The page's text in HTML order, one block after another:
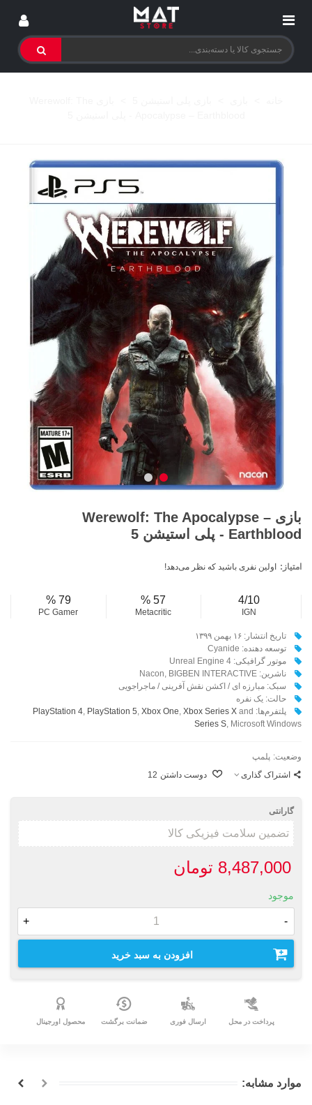
بازی Werewolf: The Apocalypse –
Earthblood - پلی استیشن 5
امتیاز: اولین نفری باشید که نظر می‌دهد!
4/10
IGN
57 %
Metacritic
79 %
PC Gamer
تاریخ انتشار: ۱۶ بهمن ۱۳۹۹
توسعه دهنده: Cyanide
موتور گرافیکی:‌ Unreal Engine 4
ناشرین:‌ Nacon, BIGBEN INTERACTIVE
سبک: مبارزه ای / اکشن نقش آفرینی / ماجراجویی
حالت: یک نفره
پلتفرم‌ها:‌
PlayStation 4, PlayStation 5 Xbox One Xbox Series Xand
Series S , Microsoft Windows
وضعیت: پلمپ
اشتراک گذاری
دوست داشتن 12
گارانتی
8,487,000 تومان
موجود
-
+
افزودن به سبد خرید
پرداخت در محل ارسال فوری ضمانت برگشت محصول اورجینال
موارد مشابه: